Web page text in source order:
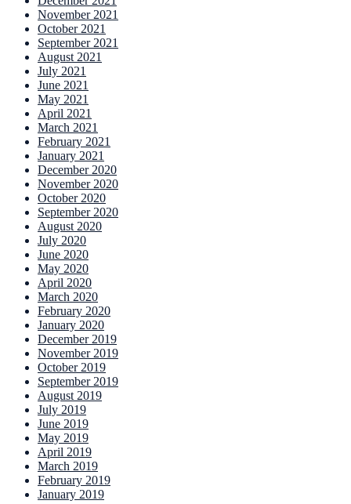
November 2021
October 2021
September 2021
August 2021
July 2021
June 2021
May 2021
April 2021
March 2021
February 2021
January 2021
December 2020
November 2020
October 2020
September 2020
August 2020
July 2020
June 2020
May 2020
April 2020
March 2020
February 2020
January 2020
December 2019
November 2019
October 2019
September 2019
August 2019
July 2019
June 2019
May 2019
April 2019
March 2019
February 2019
January 2019